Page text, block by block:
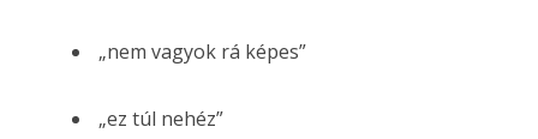
„nem vagyok rá képes”
„ez túl nehéz”